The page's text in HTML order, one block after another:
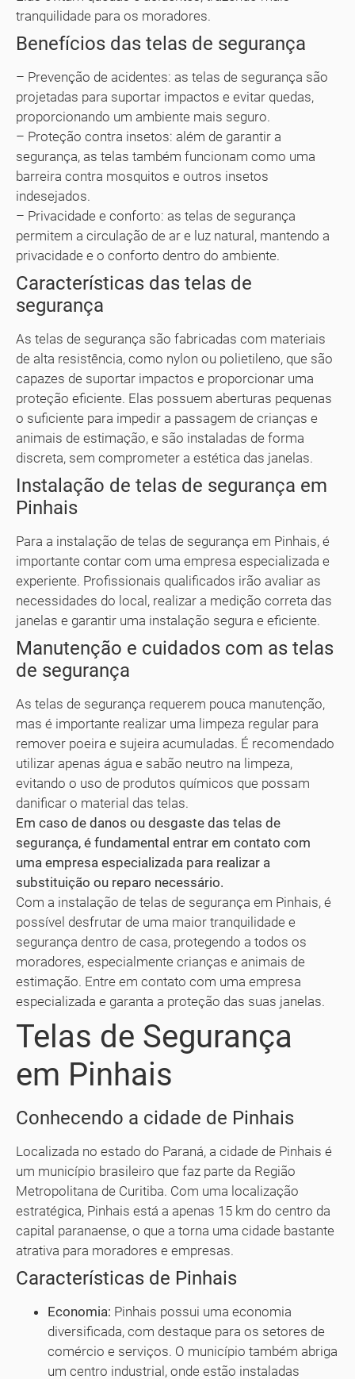
tranquilidade para os moradores.
Benefícios das telas de segurança
– Prevenção de acidentes: as telas de segurança são
projetadas para suportar impactos e evitar quedas,
proporcionando um ambiente mais seguro.
– Proteção contra insetos: além de garantir a
segurança, as telas também funcionam como uma
barreira contra mosquitos e outros insetos
indesejados.
– Privacidade e conforto: as telas de segurança
permitem a circulação de ar e luz natural, mantendo a
privacidade e o conforto dentro do ambiente.
Características das telas de
segurança
As telas de segurança são fabricadas com materiais
de alta resistência, como nylon ou polietileno, que são
capazes de suportar impactos e proporcionar uma
proteção eficiente. Elas possuem aberturas pequenas
o suficiente para impedir a passagem de crianças e
animais de estimação, e são instaladas de forma
discreta, sem comprometer a estética das janelas.
Instalação de telas de segurança em
Pinhais
Para a instalação de telas de segurança em Pinhais, é
importante contar com uma empresa especializada e
experiente. Profissionais qualificados irão avaliar as
necessidades do local, realizar a medição correta das
janelas e garantir uma instalação segura e eficiente.
Manutenção e cuidados com as telas
de segurança
As telas de segurança requerem pouca manutenção,
mas é importante realizar uma limpeza regular para
remover poeira e sujeira acumuladas. É recomendado
utilizar apenas água e sabão neutro na limpeza,
evitando o uso de produtos químicos que possam
danificar o material das telas.
Em caso de danos ou desgaste das telas de
segurança, é fundamental entrar em contato com
uma empresa especializada para realizar a
substituição ou reparo necessário.
Com a instalação de telas de segurança em Pinhais, é
possível desfrutar de uma maior tranquilidade e
segurança dentro de casa, protegendo a todos os
moradores, especialmente crianças e animais de
estimação. Entre em contato com uma empresa
especializada e garanta a proteção das suas janelas.
Telas de Segurança
em Pinhais
Conhecendo a cidade de Pinhais
Localizada no estado do Paraná, a cidade de Pinhais é
um município brasileiro que faz parte da Região
Metropolitana de Curitiba. Com uma localização
estratégica, Pinhais está a apenas 15 km do centro da
capital paranaense, o que a torna uma cidade bastante
atrativa para moradores e empresas.
Características de Pinhais
Economia: Pinhais possui uma economia
diversificada, com destaque para os setores de
comércio e serviços. O município também abriga
um centro industrial, onde estão instaladas